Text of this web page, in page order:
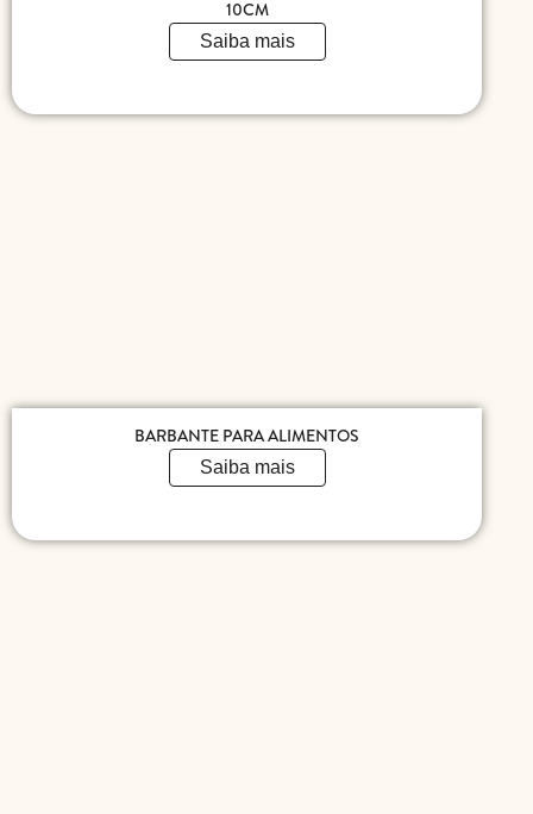
10CM
Saiba mais
BARBANTE PARA ALIMENTOS
Saiba mais